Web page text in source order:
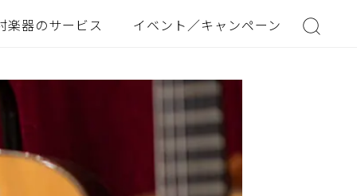
楽器のサービス イベント／キャンペーン